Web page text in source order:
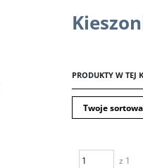
PRODUKTY W TEJ
z 1